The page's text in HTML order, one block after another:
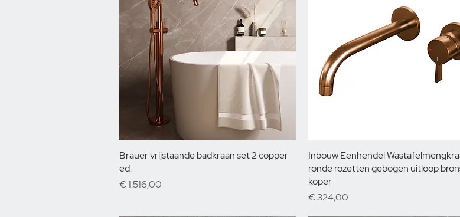
Brauer vrijstaande badkraan set 2 copper
ed.
Prijs
€ 1.516,00
Inbouw Eenhendel
ronde rozetten gebogen uitloop
koper
Prijs
€ 324,00